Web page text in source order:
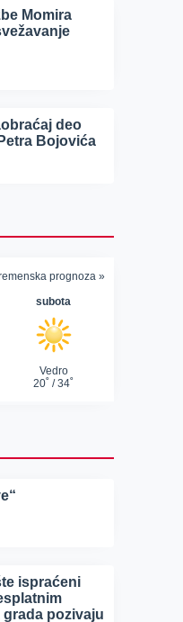
Momira
deo
Bojovića
ispraćeni
pozivaju